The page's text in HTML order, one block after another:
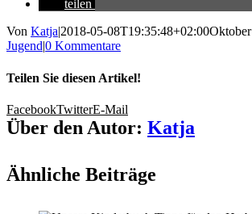
teilen
Von Katja|2018-05-08T19:35:48+02:00
Jugend|0 Kommentare
Teilen Sie diesen Artikel!
FacebookTwitterE-Mail
Über den Autor: Katja
Ähnliche Beiträge